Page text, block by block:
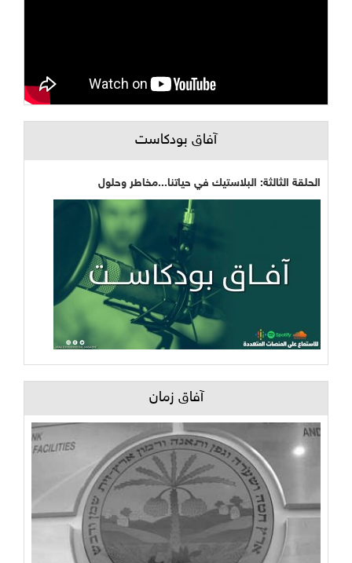
آفاق بودكاست
الحلقة الثالثة: البلاستيك في حياتنا...مخاطر وحلول
آفاق زمان